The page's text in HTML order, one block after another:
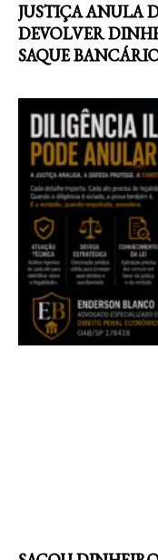
JUSTIÇA ANULA
DEVOLVER
SAQUE